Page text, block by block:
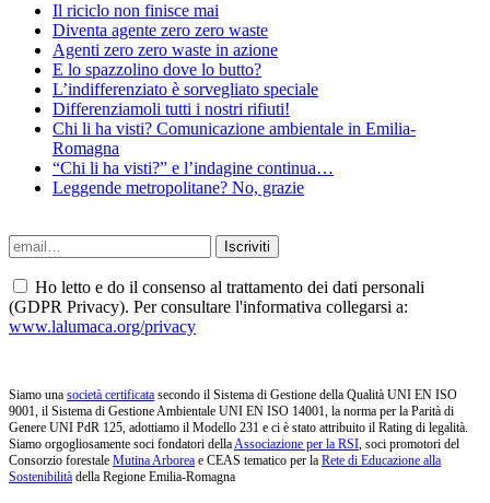
Il riciclo non finisce mai
Diventa agente zero zero waste
Agenti zero zero waste in azione
E lo spazzolino dove lo butto?
L’indifferenziato è sorvegliato speciale
Differenziamoli tutti i nostri rifiuti!
Chi li ha visti? Comunicazione ambientale in Emilia-
Romagna
“Chi li ha visti?” e l’indagine continua…
Leggende metropolitane? No, grazie
Ho letto e do il consenso al trattamento dei dati personali
(GDPR Privacy). Per consultare l'informativa collegarsi a:
www.lalumaca.org/privacy
Siamo una società certificata secondo il Sistema di Gestione della Qualità UNI EN ISO
9001, il Sistema di Gestione Ambientale UNI EN ISO 14001, la norma per la Parità di
Genere UNI PdR 125, adottiamo il Modello 231 e ci è stato attribuito il Rating di legalità.
Siamo orgogliosamente soci fondatori dellaAssociazione per la RSI, soci promotori del
Consorzio forestale Mutina Arborea e CEAS tematico per la Rete di Educazione alla
Sostenibilità della Regione Emilia-Romagna